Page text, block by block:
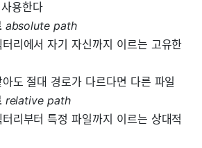
용한다
absolute path
리에서 자기 자신까지 이르는 고유한
도 절대 경로가 다르다면 다른 파일
relative path
리부터 특정 파일까지 이르는 상대적